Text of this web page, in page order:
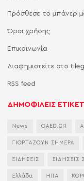
Πρόσθεσε το μπάνερ
Όροι χρήσης
Επικοινωνία
Διαφημιστείτε στο
RSS feed
ΔΗΜΟΦΙΛΕΙΣ
News OAED.GR
ΓΙΟΡΤΑΖΟΥΝ ΣΗΜΕΡΑ
ΕΙΔΗΣΕΙΣ ΕΙΔΗΣΕΙΣ
Ελλάδα ΗΠΑ